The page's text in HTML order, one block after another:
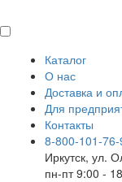
Каталог
О нас
Доставка и
Для
Контакты
8-800-101-76-
Иркутск, ул.
пн-пт 9:00 -